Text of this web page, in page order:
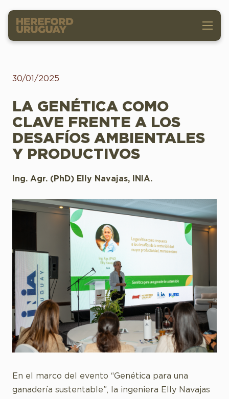
30/01/2025
LA GENÉTICA COMO
CLAVE FRENTE A LOS
DESAFÍOS AMBIENTALES
Y PRODUCTIVOS
Ing. Agr. (PhD) Elly Navajas, INIA.
En el marco del evento “Genética para una
ganadería sustentable”, la ingeniera Elly Navajas